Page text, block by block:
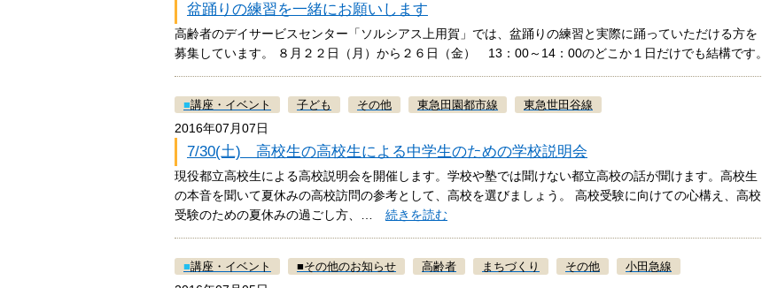
盆踊りの練習を一緒にお願いします
高齢者のデイサービスセンター「ソルシアス上用賀」では、盆踊りの練習と実際に踊っていただける方を
募集しています。 ８月２２日（月）から２６日（金） 13：00～14：00のどこか１日だけでも結構です。
■講座・イベント 子ども その他 東急田園都市線 東急世田谷線
2016年07月07日
7/30(土) 高校生の高校生による中学生のための学校説明会
現役都立高校生による高校説明会を開催します。学校や塾では聞けない都立高校の話が聞けます。高校生
の本音を聞いて夏休みの高校訪問の参考として、高校を選びましょう。 高校受験に向けての心構え、高校
受験のための夏休みの過ごし方、… 続きを読む
■講座・イベント ■その他のお知らせ 高齢者 まちづくり その他 小田急線